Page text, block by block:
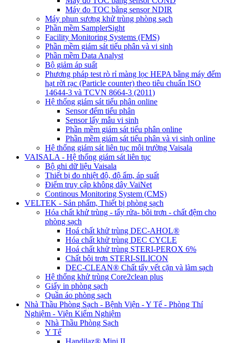
Máy đo TOC bằng sensor NDIR
Máy phun sương khử trùng phòng sạch
Phần mềm SamplerSight
Facility Monitoring Systems (FMS)
Phần mềm giám sát tiểu phân và vi sinh
Phần mềm Data Analyst
Bộ giảm áp suất
Phương pháp test rò rỉ màng lọc HEPA bằng máy đếm
hạt rời rạc (Particle counter) theo tiêu chuẩn ISO
14644-3 và TCVN 8664-3 (2011)
Hệ thống giám sát tiểu phân online
Sensor đếm tiểu phân
Sensor lấy mẫu vi sinh
Phần mềm giám sát tiểu phân online
Phần mềm giám sát tiểu phân và vi sinh online
Hệ thống giám sát liên tục môi trường Vaisala
VAISALA - Hệ thống giám sát liên tục
Bộ ghi dữ liệu Vaisala
Thiết bị đo nhiệt độ, độ ẩm, áp suất
Điểm truy cập không dây VaiNet
Continous Monitoring System (CMS)
VELTEK - Sản phẩm, Thiết bị phòng sạch
Hóa chất khử trùng - tẩy rửa- bôi trơn - chất đệm cho
phòng sạch
Hoá chất khử trùng DEC-AHOL®
Hóa chất khử trùng DEC CYCLE
Hoá chất khử trùng STERI-PEROX 6%
Chất bôi trơn STERI-SILICON
DEC-CLEAN® Chất tẩy vết cặn và làm sạch
Hệ thống khử trùng Core2clean plus
Giấy in phòng sạch
Quần áo phòng sạch
Nhà Thầu Phòng Sạch - Bệnh Viện - Y Tế - Phòng Thí
Nghiệm - Viện Kiểm Nghiệm
Nhà Thầu Phòng Sạch
Y Tế
Handilaz® Mini II